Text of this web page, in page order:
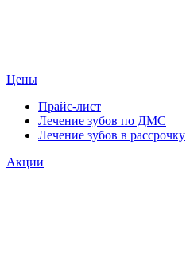
Цены
Прайс-лист
Лечение зубов по ДМС
Лечение зубов в рассрочку
Акции